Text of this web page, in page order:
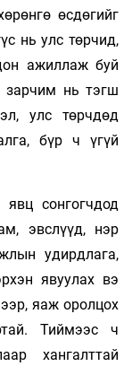
өсдөгийг
нь улс төрчид,
ажиллаж буй
зарчим нь тэгш
улс төрчдөд
бүр ч үгүй
сонгогчдод
эвслүүд, нэр
удирдлага,
явуулах вэ
яаж оролцох
Тиймээс ч
хангалттай